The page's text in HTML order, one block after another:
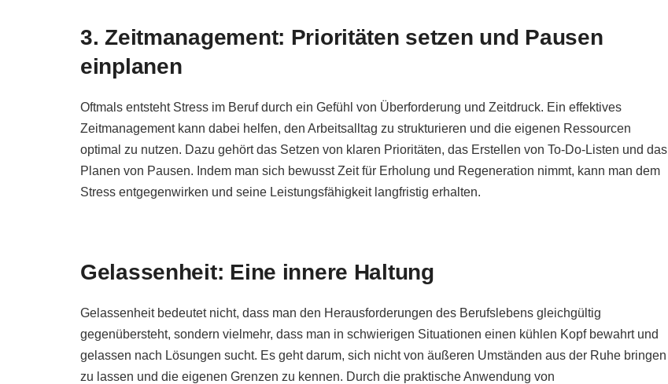
3. Zeitmanagement: Prioritäten setzen und Pausen
einplanen
Oftmals entsteht Stress im Beruf durch ein Gefühl von Überforderung und Zeitdruck. Ein effektives
Zeitmanagement kann dabei helfen, den Arbeitsalltag zu strukturieren und die eigenen Ressourcen
optimal zu nutzen. Dazu gehört das Setzen von klaren Prioritäten, das Erstellen von To-Do-Listen und das
Planen von Pausen. Indem man sich bewusst Zeit für Erholung und Regeneration nimmt, kann man dem
Stress entgegenwirken und seine Leistungsfähigkeit langfristig erhalten.
Gelassenheit: Eine innere Haltung
Gelassenheit bedeutet nicht, dass man den Herausforderungen des Berufslebens gleichgültig
gegenübersteht, sondern vielmehr, dass man in schwierigen Situationen einen kühlen Kopf bewahrt und
gelassen nach Lösungen sucht. Es geht darum, sich nicht von äußeren Umständen aus der Ruhe bringen
zu lassen und die eigenen Grenzen zu kennen. Durch die praktische Anwendung von